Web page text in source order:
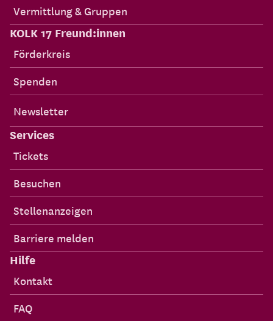
Vermittlung & Gruppen
KOLK 17 Freund:innen
Förderkreis
Spenden
Newsletter
Services
Tickets
Besuchen
Stellenanzeigen
Barriere melden
Hilfe
Kontakt
FAQ